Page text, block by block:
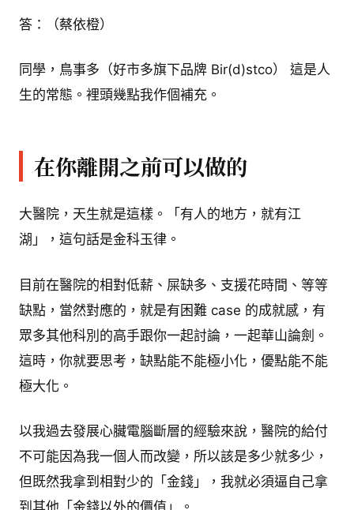
答：（蔡依橙）
同學，鳥事多（好市多旗下品牌 Bir(d)stco） 這是人
生的常態。裡頭幾點我作個補充。
在你離開之前可以做的
大醫院，天生就是這樣。「有人的地方，就有江
湖」，這句話是金科玉律。
目前在醫院的相對低薪、屎缺多、支援花時間、等等
缺點，當然對應的，就是有困難 case 的成就感，有
眾多其他科別的高手跟你一起討論，一起華山論劍。
這時，你就要思考，缺點能不能極小化，優點能不能
極大化。
以我過去發展心臟電腦斷層的經驗來說，醫院的給付
不可能因為我一個人而改變，所以該是多少就多少，
但既然我拿到相對少的「金錢」，我就必須逼自己拿